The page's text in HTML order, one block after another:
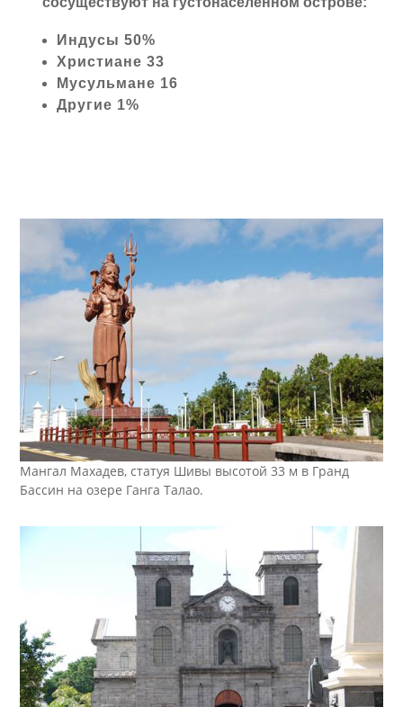
Индусы 50%
Христиане 33
Мусульмане 16
Другие 1%
Мангал Махадев, статуя Шивы высотой 33 м в Гранд
Бассин на озере Ганга Талао.